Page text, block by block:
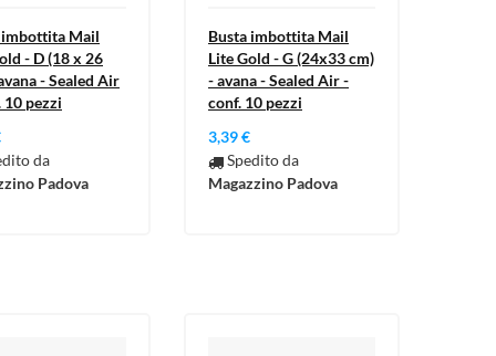
imbottita Mail
- D (18 x 26
- Sealed Air
10 pezzi
da
Padova
Busta imbottita Mail
Lite Gold - G (24x33 cm)
- avana - Sealed Air -
conf. 10 pezzi
3,39 €
Spedito da
Magazzino Padova